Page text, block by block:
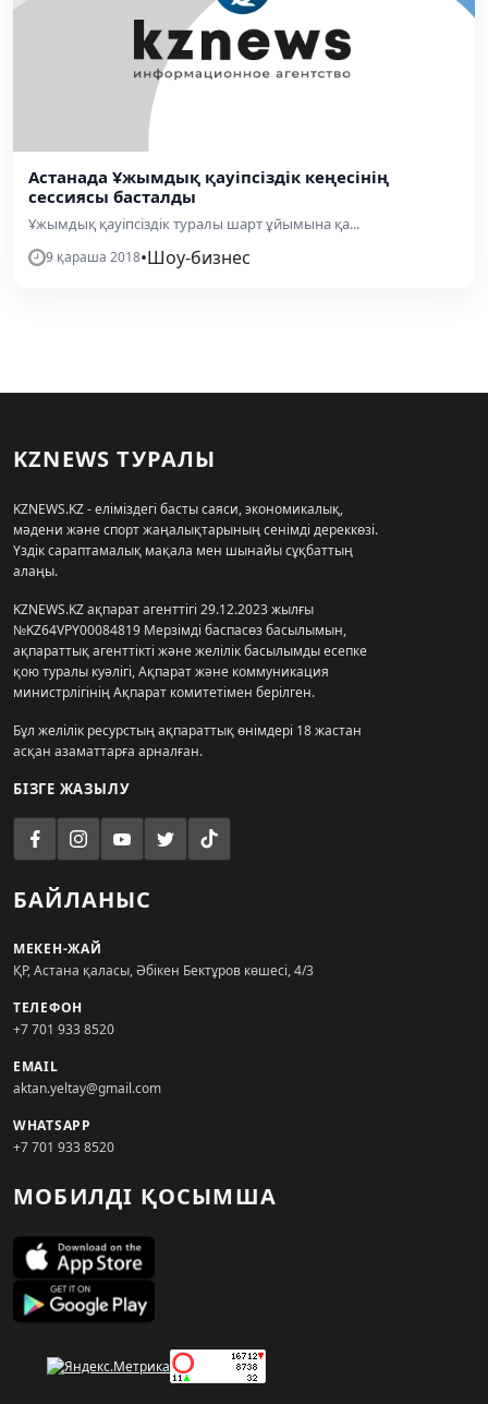
Астанада Ұжымдық қауіпсіздік кеңесінің
сессиясы басталды
Ұжымдық қауіпсіздік туралы шарт ұйымына қа...
9 қараша 2018•Шоу-бизнес
KZNEWS ТУРАЛЫ
KZNEWS.KZ - еліміздегі басты саяси, экономикалық,
мәдени және спорт жаңалықтарының сенімді дереккөзі.
Үздік сараптамалық мақала мен шынайы сұқбаттың
алаңы.
KZNEWS.KZ ақпарат агенттігі 29.12.2023 жылғы
№KZ64VPY00084819 Мерзімді баспасөз басылымын,
ақпараттық агенттікті және желілік басылымды есепке
қою туралы куәлігі, Ақпарат және коммуникация
министрлігінің Ақпарат комитетімен берілген.
Бұл желілік ресурстың ақпараттық өнімдері 18 жастан
асқан азаматтарға арналған.
БІЗГЕ ЖАЗЫЛУ
БАЙЛАНЫС
МЕКЕН-ЖАЙ
ҚР, Астана қаласы, Әбікен Бектұров көшесі, 4/3
ТЕЛЕФОН
+7 701 933 8520
EMAIL
aktan.yeltay@gmail.com
WHATSAPP
+7 701 933 8520
МОБИЛДІ ҚОСЫМША